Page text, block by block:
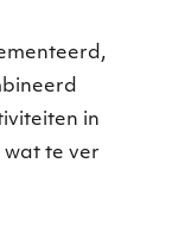
in
te ver